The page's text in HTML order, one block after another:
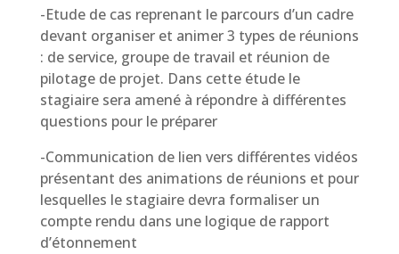
-Etude de cas reprenant le parcours d’un cadre
devant organiser et animer 3 types de réunions
: de service, groupe de travail et réunion de
pilotage de projet. Dans cette étude le
stagiaire sera amené à répondre à différentes
questions pour le préparer
-Communication de lien vers différentes vidéos
présentant des animations de réunions et pour
lesquelles le stagiaire devra formaliser un
compte rendu dans une logique de rapport
d’étonnement